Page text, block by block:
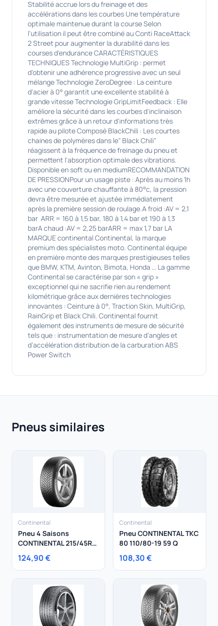
Stabilité accrue lors du freinage et des
accélérations dans les courbes Une température
optimale maintenue durant la course Selon
l'utilisation il peut être combiné au Conti RaceAttack
2 Street pour augmenter la durabilité dans les
courses d'endurance CARACTÉRISTIQUES
TECHNIQUES Technologie MultiGrip : permet
d'obtenir une adhérence progressive avec un seul
mélange Technologie ZeroDegree : La ceinture
d'acier à 0° garantit une excellente stabilité à
grande vitesse Technologie GripLimitFeedback : Elle
améliore la sécurité dans les courbes d'inclinaison
extrêmes grâce à un retour d'informations très
rapide au pilote Composé BlackChili : Les courtes
chaines de polymères dans le" Black Chili"
réagissent à la fréquence de freinage du pneu et
permettent l'absorption optimale des vibrations.
Disponible en soft ou en mediumRECOMMANDATION
DE PRESSIONPour un usage piste : Après au moins 1h
avec une couverture chauffante à 80°c, la pression
devra être mesurée et ajustée immédiatement
après la première session de roulage.A froid :AV = 2,1
bar ARR = 160 à 1,5 bar, 180 à 1,4 bar et 190 à 1,3
barA chaud :AV = 2,25 barARR = max 1,7 bar LA
MARQUE continental Continental, la marque
premium des spécialistes moto. Continental équipe
en première monte des marques prestigieuses telles
que BMW, KTM, Avinton, Bimota, Honda … La gamme
Continental se caractérise par son « grip »
exceptionnel qui ne sacrifie rien au rendement
kilométrique grâce aux dernières technologies
innovantes : Ceinture à 0°, Traction Skin, MultiGrip,
RainGrip et Black Chili. Continental fournit
également des instruments de mesure de sécurité
tels que : instrumentation de mesure d’angles et
d’accélération distribution de la carburation ABS
Power Switch
Pneus similaires
Continental
Pneu 4 Saisons
CONTINENTAL 215/45R17
XL
124,90 €
Continental
Pneu CONTINENTAL TKC
80 110/80-19 59 Q
108,30 €